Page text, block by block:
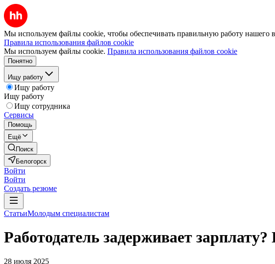
Мы используем файлы cookie, чтобы обеспечивать правильную работу нашего
Правила использования файлов cookie
Мы используем файлы cookie. Правила использования файлов cookie
Понятно
Ищу работу
Ищу работу
Ищу работу
Ищу сотрудника
Сервисы
Помощь
Ещё
Поиск
Белогорск
Войти
Войти
Создать резюме
СтатьиМолодым специалистам
Работодатель задерживает
28 июля 2025